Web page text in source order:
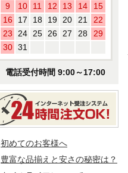
9
10 11 12 13 14
15
16
17 18 19 20 21
22
23
24 25 26 27 28
29
30 31
電話受付時間 9:00～17:00
初めてのお客様へ
豊富な品揃えと安さの秘密は？